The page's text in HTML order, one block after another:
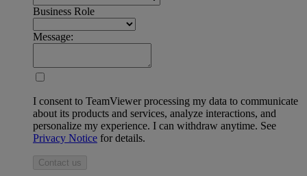
Business Role
Message:
I consent to TeamViewer processing my data to communicate
about its products and services, analyze interactions, and
personalize my experience. I can withdraw anytime. See
Privacy Notice for details.
Contact us